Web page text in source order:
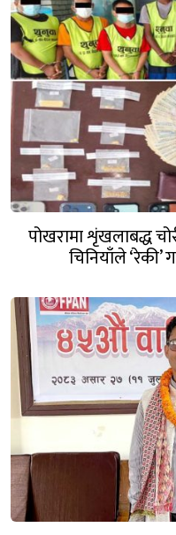
पोखरामा शृंखलाबद्ध
चिनियाँले